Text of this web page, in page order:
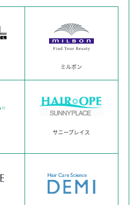
ミルボン
サニープレイス